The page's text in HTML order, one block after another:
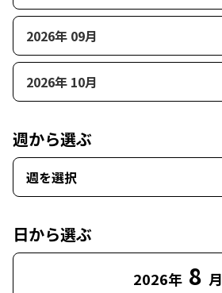
2026年 09月
2026年 10月
週から選ぶ
週を選択
日から選ぶ
2026年 8 月